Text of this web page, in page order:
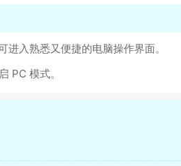
入熟悉又便捷的电脑操作界面。
PC 模式。